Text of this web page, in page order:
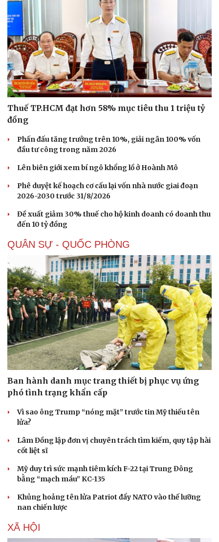
Thể thao
Bóng đá
Thế giới thể thao
eSports
Ô tô - Xe máy
Tư vấn
Thuế TP.HCM đạt hơn 58% mục tiêu thu 1 triệu tỷ
đồng
Phấn đấu tăng trưởng trên 10%, giải ngân 100% vốn
đầu tư công trong năm 2026
Lên biên giới xem bí ngô khổng lồ ở Hoành Mô
Phê duyệt kế hoạch cơ cấu lại vốn nhà nước giai đoạn
2026-2030 trước 31/8/2026
Đề xuất giảm 30% thuế cho hộ kinh doanh có doanh thu
đến 10 tỷ đồng
QUÂN SỰ - QUỐC PHÒNG
Ban hành danh mục trang thiết bị phục vụ ứng
phó tình trạng khẩn cấp
Vì sao ông Trump “nóng mặt” trước tin Mỹ thiếu tên
lửa?
Lâm Đồng lập đơn vị chuyên trách tìm kiếm, quy tập hài
cốt liệt sĩ
Mỹ duy trì sức mạnh tiêm kích F-22 tại Trung Đông
bằng “mạch máu” KC-135
Khủng hoảng tên lửa Patriot đẩy NATO vào thế lưỡng
nan chiến lược
XÃ HỘI